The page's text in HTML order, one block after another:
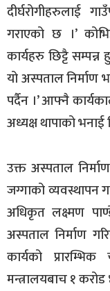
दीर्घरोगीहरुलाई
गराएको छ ।’
कार्यहरु छिट्टै
यो अस्पताल निर्माण
पर्दैन ।’ आफ्नै
अध्यक्ष थापाको भनाई
उक्त अस्पताल
जग्गाको व्यवस्थापन
अधिकृत लक्ष्मण
अस्पताल निर्माण
कार्यको
मन्त्रालयबाच १